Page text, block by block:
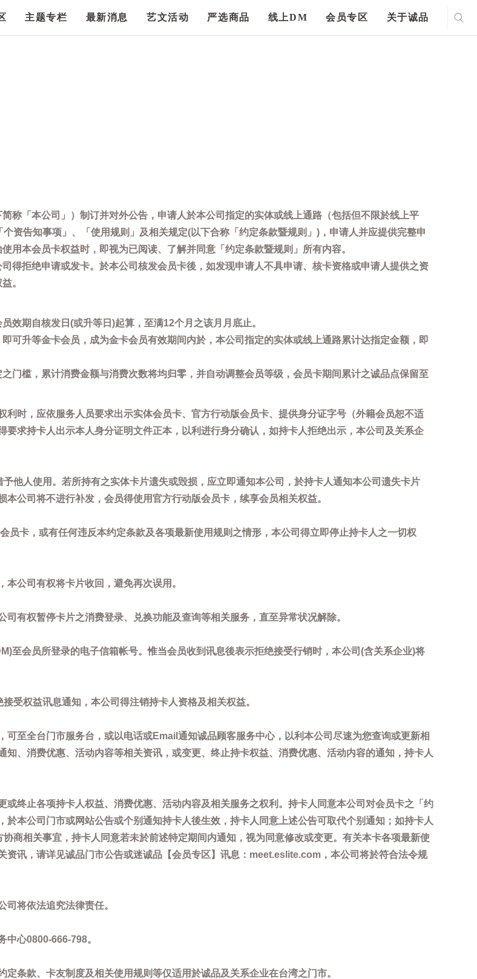
主题专栏 最新消息 艺文活动 严选商品 线上DM 会员专区 关于诚品
称「本公司」）制订并对外公告，申请人於本公司指定的实体或线上通路（包括但不限於线上平
资告知事项」、「使用规则」及相关规定(以下合称「约定条款暨规则」)，申请人并应提供完整申
用本会员卡权益时，即视为已阅读、了解并同意「约定条款暨规则」所有内容。
得拒绝申请或发卡。於本公司核发会员卡後，如发现申请人不具申请、核卡资格或申请人提供之资
。
效期自核发日(或升等日)起算，至满12个月之该月月底止。
可升等金卡会员，成为金卡会员有效期间内於，本公司指定的实体或线上通路累计达指定金额，即
门槛，累计消费金额与消费次数将均归零，并自动调整会员等级，会员卡期间累计之诚品点保留至
时，应依服务人员要求出示实体会员卡、官方行动版会员卡、提供身分证字号（外籍会员恕不适
求持卡人出示本人身分证明文件正本，以利进行身分确认，如持卡人拒绝出示，本公司及关系企
他人使用。若所持有之实体卡片遗失或毁损，应立即通知本公司，於持卡人通知本公司遗失卡片
公司将不进行补发，会员得使用官方行动版会员卡，续享会员相关权益。
员卡，或有任何违反本约定条款及各项最新使用规则之情形，本公司得立即停止持卡人之一切权
公司有权将卡片收回，避免再次误用。
有权暂停卡片之消费登录、兑换功能及查询等相关服务，直至异常状况解除。
至会员所登录的电子信箱帐号。惟当会员收到讯息後表示拒绝接受行销时，本公司(含关系企业)将
受权益讯息通知，本公司得注销持卡人资格及相关权益。
至全台门市服务台，或以电话或Email通知诚品顾客服务中心，以利本公司尽速为您查询或更新相
、消费优惠、活动内容等相关资讯，或变更、终止持卡权益、消费优惠、活动内容的通知，持卡人
终止各项持卡人权益、消费优惠、活动内容及相关服务之权利。持卡人同意本公司对会员卡之「约
本公司门市或网站公告或个别通知持卡人後生效，持卡人同意上述公告可取代个别通知；如持卡人
商相关事宜，持卡人同意若未於前述特定期间内通知，视为同意修改或变更。有关本卡各项最新使
资讯，请详见诚品门市公告或迷诚品【会员专区】讯息：meet.eslite.com，本公司将於符合法令规
将依法追究法律责任。
心0800-666-798。
条款、卡友制度及相关使用规则等仅适用於诚品及关系企业在台湾之门市。